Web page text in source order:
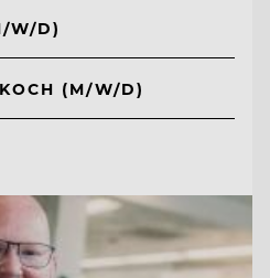
W/D)
(M/W/D)